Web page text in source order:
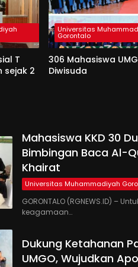
T
sejak 2
Universitas
Gorontalo
306 Mahasiswa
Diwisuda
Mahasiswa KKD 30
Bimbingan Baca Al-
Khairat
Universitas Muhammadiyah
GORONTALO (RGNEWS.ID) –
keagamaan…
Dukung Ketahanan
UMGO, Wujudkan